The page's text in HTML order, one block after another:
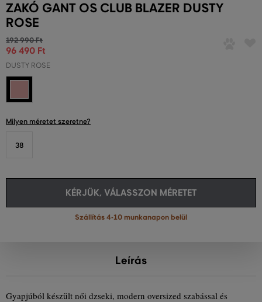
ZAKÓ GANT OS CLUB BLAZER DUSTY
ROSE
192 990 Ft
96 490 Ft
DUSTY ROSE
Milyen méretet szeretne?
38
KÉRJÜK, VÁLASSZON MÉRETET
Szállítás 4-10 munkanapon belül
Leírás
Gyapjúból készült női dzseki, modern oversized szabással és